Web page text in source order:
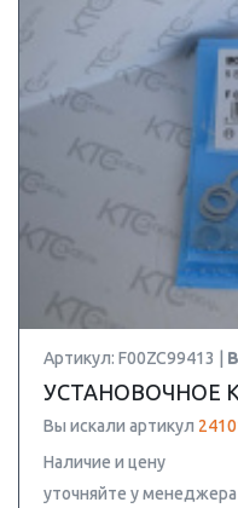
Артикул: F00ZC99413 |
УСТАНОВОЧНОЕ
Вы искали артикул
Наличие и цену
уточняйте у менеджера